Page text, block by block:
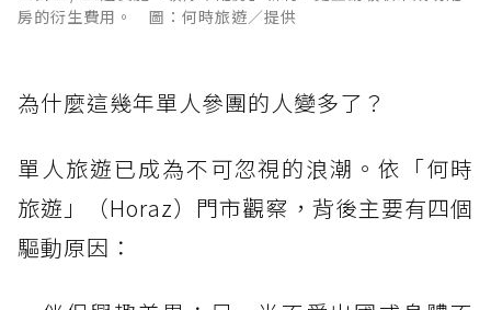
房的衍生費用。 圖：何時旅遊／提供
為什麼這幾年單人參團的人變多了？
單人旅遊已成為不可忽視的浪潮。依「何時
旅遊」（Horaz）門市觀察，背後主要有四個
驅動原因：